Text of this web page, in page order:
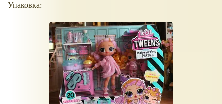
Упаковка: